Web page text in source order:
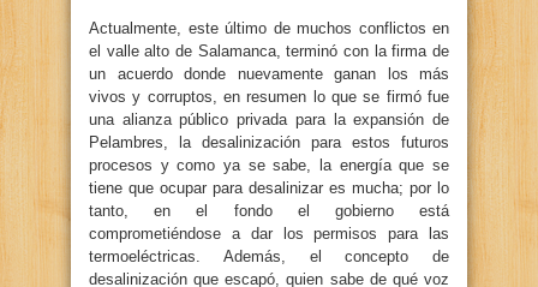
Actualmente, este último de muchos conflictos en
el valle alto de Salamanca, terminó con la firma de
un acuerdo donde nuevamente ganan los más
vivos y corruptos, en resumen lo que se firmó fue
una alianza público privada para la expansión de
Pelambres, la desalinización para estos futuros
procesos y como ya se sabe, la energía que se
tiene que ocupar para desalinizar es mucha; por lo
tanto, en el fondo el gobierno está
comprometiéndose a dar los permisos para las
termoeléctricas. Además, el concepto de
desalinización que escapó, quien sabe de qué voz